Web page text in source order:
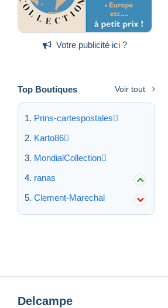
Votre publicité ici ?
Top Boutiques Voir tout
Prins-cartespostales
Karto86
MondialCollection
ranas
Clement-Marechal
Delcampe